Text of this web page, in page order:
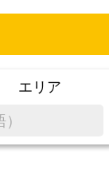
エリア